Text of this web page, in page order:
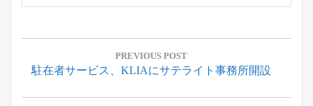
投
ナ
ビ
PREVIOUS POST
Previous
駐在者サービス、KLIAにサテライト事務所開設